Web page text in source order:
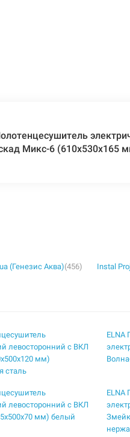
Микс-6 (610х530х165
(Генезис Аква)(456) Instal
левосторонний с ВКЛ
мм)
сталь
ELNA
левосторонний с ВКЛ
мм) белый
ELNA